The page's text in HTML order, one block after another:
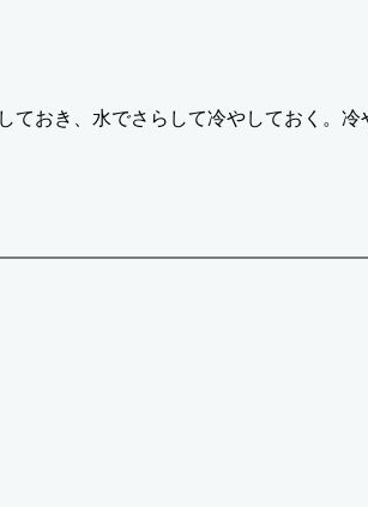
おき、水でさらして冷やしておく。